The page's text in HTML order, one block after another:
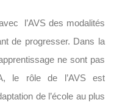
l’AVS des modalités
de progresser. Dans la
ne sont pas
le rôle de l’AVS est
de l’école au plus